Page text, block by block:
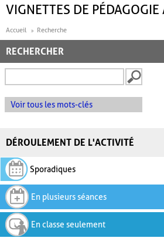
VIGNETTES DE PÉDAGOGIE
Accueil Recherche
RECHERCHER
Voir tous les mots-clés
DÉROULEMENT DE L'ACTIVITÉ
Sporadiques
En plusieurs séances
En classe seulement